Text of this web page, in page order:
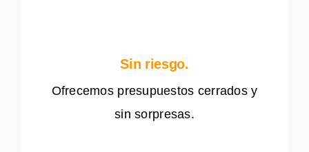
Sin riesgo.
Ofrecemos presupuestos cerrados y
sin sorpresas.